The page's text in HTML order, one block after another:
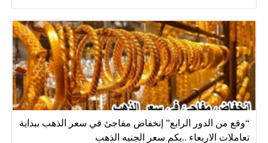
“وقع من الدور الرابع” إنخفاض مفاجئ في سعر الذهب ببداية
تعاملات الاربعاء ..بكم سعر الجنيه الذهب